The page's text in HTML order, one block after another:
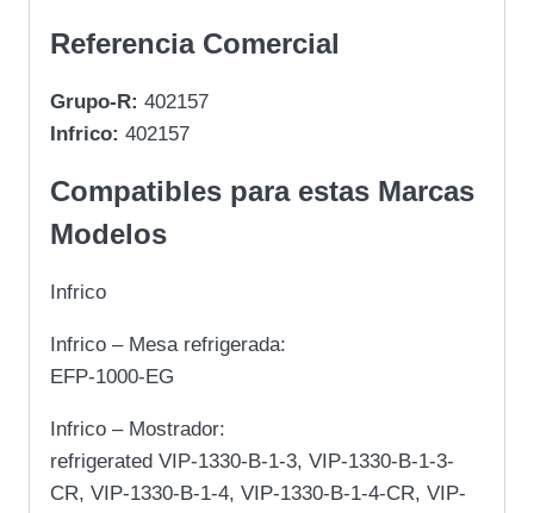
Referencia Comercial
Grupo-R: 402157
Infrico: 402157
Compatibles para estas Marcas
Modelos
Infrico
Infrico – Mesa refrigerada:
EFP-1000-EG
Infrico – Mostrador:
refrigerated VIP-1330-B-1-3, VIP-1330-B-1-3-
CR, VIP-1330-B-1-4, VIP-1330-B-1-4-CR, VIP-